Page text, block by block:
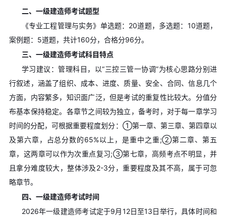
二、一级建造师考试题型
《专业工程管理与实务》单选题：20道题，多选题：10道题，
案例题：5道题，共计160分，合格分96分。
三、一级建造师考试科目特点
学习建议：管理科目，以“三控三管一协调”为核心思路分别进
行叙述，涵盖了组织、成本、进度、质量、安全、合同、信息几个
方面，内容繁多，知识面广泛，但是考试的重复性比较大。分值分
布基本保持稳定。各章节之间较为独立，备考时，对于每一章学习
时间的分配，可根据重要程度划分：①第一章、第三章、第四章以
及第六章，占总分数的65%以上，是重中之重;②第二章、第五
章，这两章可以作为次重点复习;③第七章，高频考点不明显，并
且拿分难度较大，整体涉及2-3分，重要程度及其不高，属于可忽
略章节。
四、一级建造师考试时间
2026年一级建造师考试定于9月12日至13日举行，具体时间和